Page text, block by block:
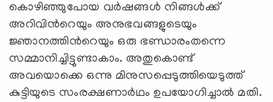
കൊഴിഞ്ഞുപോയ വർഷങ്ങൾ നിങ്ങൾക്ക്
അറിവിന്‍റെയും അനുഭവങ്ങളുടെയും
ജ്ഞാനത്തിന്‍റെയും ഒരു ഭണ്ഡാരംതന്നെ
സമ്മാനിച്ചിട്ടുണ്ടാകാം. അതുകൊണ്ട്
അവയൊക്കെ ഒന്നു മിനുസപ്പെടുത്തിയെടുത്ത്‌
കുട്ടിയുടെ സംരക്ഷണാർഥം ഉപയോഗിച്ചാൽ മതി.